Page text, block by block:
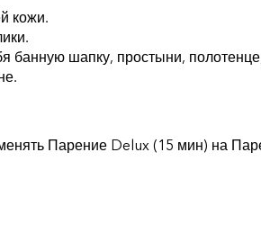
кожи.
банную шапку, простыни,
Парение Delux (15 мин) на